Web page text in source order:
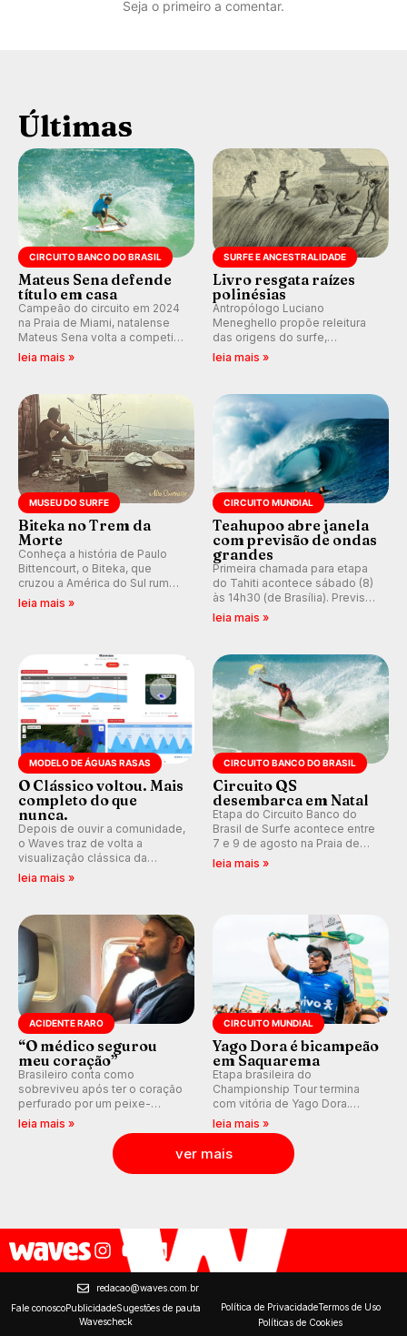
Seja o primeiro a comentar.
Últimas
CIRCUITO BANCO DO BRASIL
Mateus Sena defende
título em casa
Campeão do circuito em 2024
na Praia de Miami, natalense
Mateus Sena volta a competir
em casa em busca de manter a
leia mais »
SURFE E ANCESTRALIDADE
Livro resgata raízes
polinésias
Antropólogo Luciano
Meneghello propõe releitura
das origens do surfe,
resgatando a cultura polinésia
prática em esporte e indústria.
leia mais »
MUSEU DO SURFE
Biteka no Trem da
Morte
Conheça a história de Paulo
Bittencourt, o Biteka, que
cruzou a América do Sul rumo
ao Pacífico em uma jornada
leia mais »
CIRCUITO MUNDIAL
Teahupoo abre janela
com previsão de ondas
grandes
Primeira chamada para etapa
do Tahiti acontece sábado (8)
às 14h30 (de Brasília). Previsão
indica swell consistente.
Kelly Slater convidado.
leia mais »
MODELO DE ÁGUAS RASAS
O Clássico voltou. Mais
completo do que
nunca.
Depois de ouvir a comunidade,
o Waves traz de volta a
visualização clássica da
previsão de águas rasas,
ondas para até 16 dias.
leia mais »
CIRCUITO BANCO DO BRASIL
Circuito QS
desembarca em Natal
Etapa do Circuito Banco do
Brasil de Surfe acontece entre
7 e 9 de agosto na Praia de
Miami (RN), em disputas
leia mais »
ACIDENTE RARO
“O médico segurou
meu coração”
Brasileiro conta como
sobreviveu após ter o coração
perfurado por um peixe-
agulha enquanto surfava na
leia mais »
CIRCUITO MUNDIAL
Yago Dora é bicampeão
em Saquarema
Etapa brasileira do
Championship Tour termina
com vitória de Yago Dora.
Sawyer Lindblad vence entre
as mulheres e Leonardo
Fioravanti assume liderança do
ranking mundial da WSL, na
etapa de Saquarema.
leia mais »
ver mais
redacao@waves.com.br
Fale conoscoPublicidadeSugestões de pauta
Wavescheck
Política de PrivacidadeTermos de Uso
Políticas de Cookies